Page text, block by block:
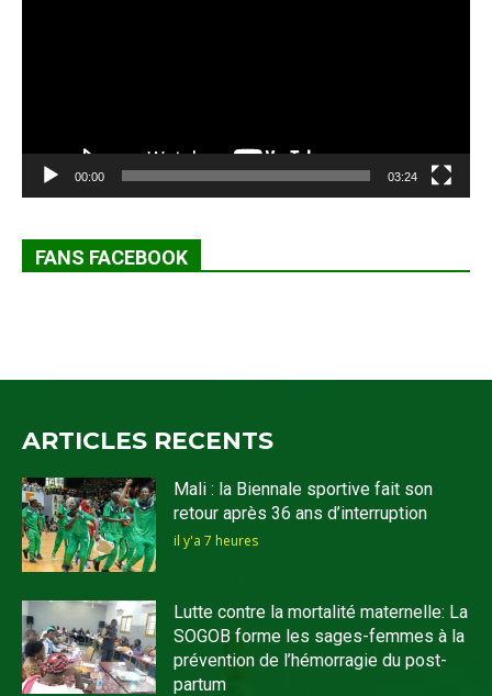
00:00 03:24
FANS FACEBOOK
ARTICLES RECENTS
Mali : la Biennale sportive fait son
retour après 36 ans d’interruption
il y'a 7 heures
Lutte contre la mortalité maternelle: La
SOGOB forme les sages-femmes à la
prévention de l’hémorragie du post-
partum